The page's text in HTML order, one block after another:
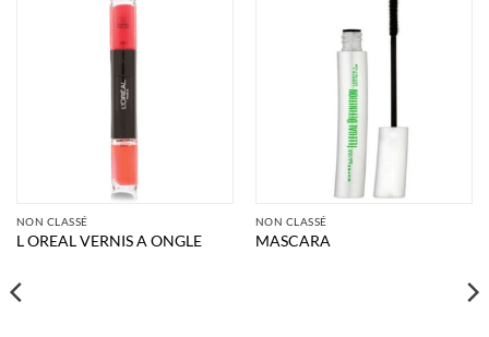
NON CLASSÉ
L OREAL VERNIS A ONGLE
NON CLASSÉ
MASCARA